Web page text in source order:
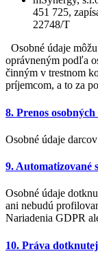
451 725,
22748/T
Osobné údaje
oprávneným podľa
činným v trestnom
príjemcom, a to za
8. Prenos
Osobné údaje
9. Automatizované
Osobné údaje
ani nebudú
Nariadenia GDPR
10. Práva